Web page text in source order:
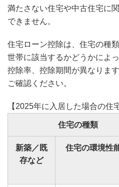
満たさない住宅や中古住宅に
できません。
住宅ローン控除は、住宅の種
世帯に該当するかどうかによ
控除率、控除期間が異なりま
ご確認ください。
【2025年に入居した場合の住
住宅の種類
新築／既
存など
住宅の環境性